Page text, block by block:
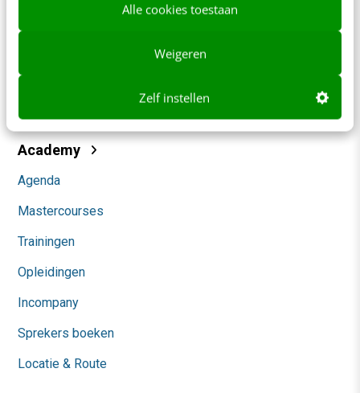
Alle cookies toestaan
Weigeren
Zelf instellen
Themanieuwsbrieven
Academy
Agenda
Mastercourses
Trainingen
Opleidingen
Incompany
Sprekers boeken
Locatie & Route